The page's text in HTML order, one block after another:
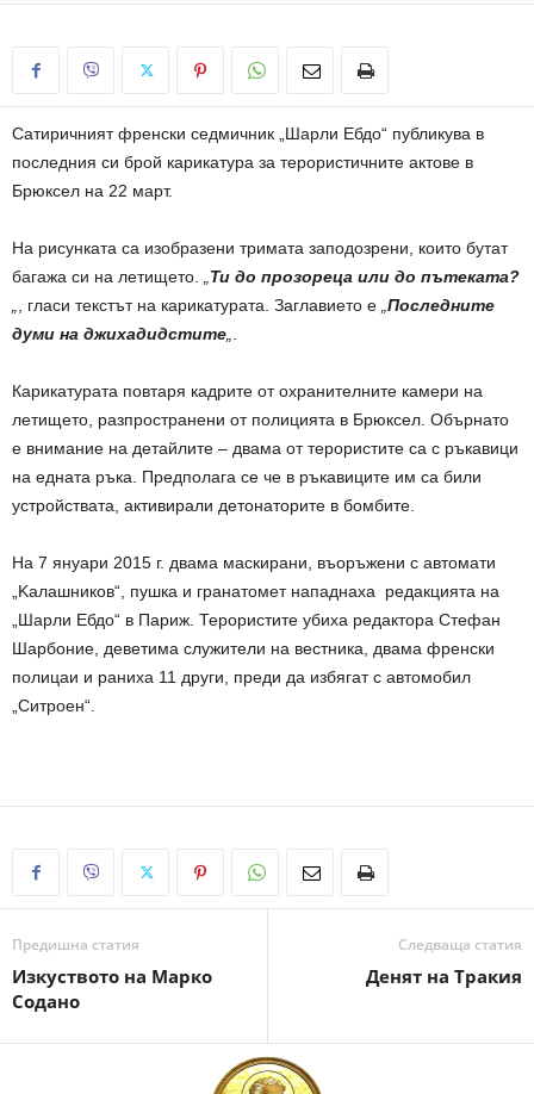
Сатиричният френски седмичник „Шарли Ебдо“ публикува в
последния си брой карикатура за терористичните актове в
Брюксел на 22 март.
На рисунката са изобразени тримата заподозрени, които бутат
багажа си на летището.
Ти до прозореца или до пътеката?
, гласи текстът на карикатурата. Заглавието е Последните
думи на джихадидстите
Карикатурата повтаря кадрите от охранителните камери на
летището, разпространени от полицията в Брюксел. Обърнато
е внимание на детайлите – двама от терористите са с ръкавици
на едната ръка. Предполага се че в ръкавиците им са били
устройствата, активирали детонаторите в бомбите.
На 7 януари 2015 г. двама маскирани, въоръжени с автомати
„Kалашников“, пушка и гранатомет нападнаха редакцията на
„Шарли Ебдо“ в Париж. Терористите убиха редактора Стефан
Шарбоние, деветима служители на вестника, двама френски
полицаи и раниха 11 други, преди да избягат с автомобил
„Ситроен“.
Предишна статия
Изкуството на Марко
Содано
Следваща статия
Денят на Тракия